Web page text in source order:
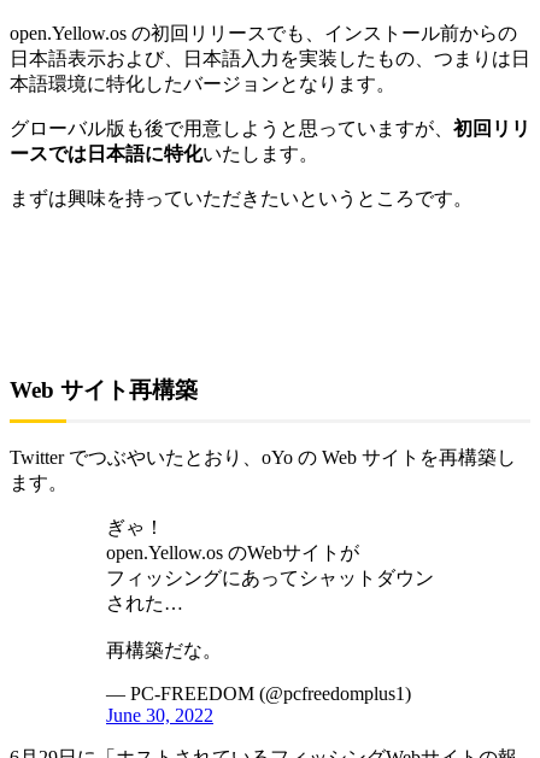
open.Yellow.os の初回リリースでも、インストール前からの
日本語表示および、日本語入力を実装したもの、つまりは日
本語環境に特化したバージョンとなります。
グローバル版も後で用意しようと思っていますが、 初回リリ
ースでは日本語に特化いたします。
まずは興味を持っていただきたいというところです。
Web サイト再構築
Twitter でつぶやいたとおり、oYo の Web サイトを再構築し
ます。
ぎゃ！
open.Yellow.os のWebサイトが
フィッシングにあってシャットダウン
された…
再構築だな。
— PC-FREEDOM (@pcfreedomplus1)
June 30, 2022